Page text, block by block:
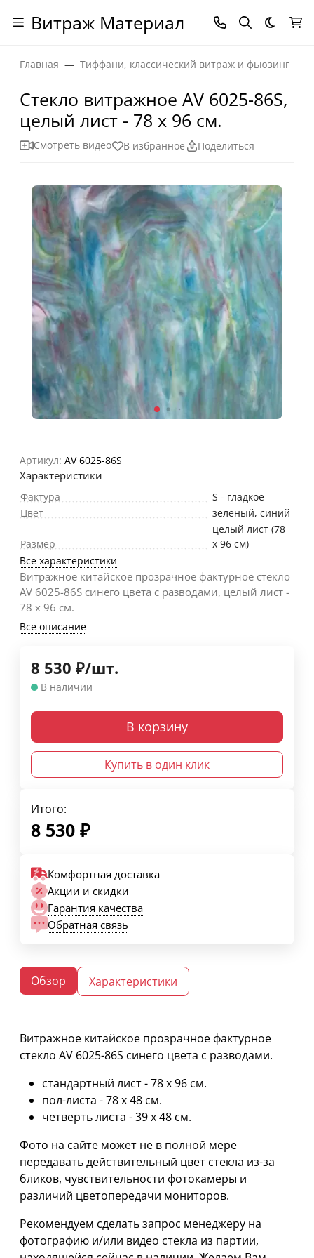
Витраж Материал Темная
Главная Тиффани, классический витраж и фьюзинг
Стекло витражное AV 6025-86S,
целый лист - 78 х 96 cм.
Смотреть видео В избранное Поделиться
Артикул: AV 6025-86S
Характеристики
Фактура
S - гладкое
Цвет
зеленый, синий
Размер
целый лист (78
х 96 см)
Все характеристики
Витражное китайское прозрачное фактурное стекло
AV 6025-86S синего цвета с разводами, целый лист -
78 х 96 cм.
Все описание
8 530 ₽/шт.
В наличии
В корзину
Купить в один клик
Итого:
8 530 ₽
Комфортная доставка
Акции и скидки
Гарантия качества
Обратная связь
Обзор Характеристики
Витражное китайское прозрачное фактурное
стекло AV 6025-86S синего цвета с разводами.
стандартный лист - 78 х 96 cм.
пол-листа - 78 х 48 см.
четверть листа - 39 х 48 см.
Фото на сайте может не в полной мере
передавать действительный цвет стекла из-за
бликов, чувствительности фотокамеры и
различий цветопередачи мониторов.
Рекомендуем сделать запрос менеджеру на
фотографию и/или видео стекла из партии,